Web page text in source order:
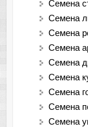
Семена
Семена
Семена
Семена
Семена
Семена
Семена
Семена
Семена